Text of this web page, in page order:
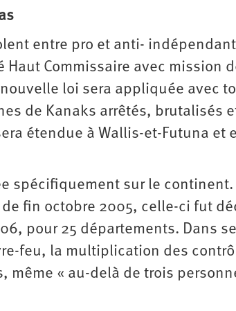
entre pro et anti-
Haut Commissaire avec mission
nouvelle loi sera appliquée avec
de Kanaks arrêtés, brutalisés
étendue à Wallis-et-Futuna et
spécifiquement sur le continent.
fin octobre 2005, celle-ci fut
pour 25 départements. Dans
feu, la multiplication des
même « au-delà de trois